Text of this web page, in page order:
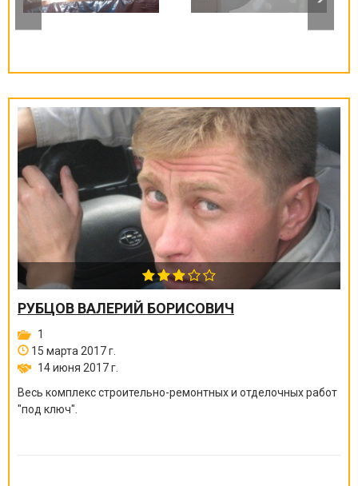
РУБЦОВ ВАЛЕРИЙ БОРИСОВИЧ
1
15 марта 2017 г.
14 июня 2017 г.
Весь комплекс строительно-ремонтных и отделочных работ
"под ключ".